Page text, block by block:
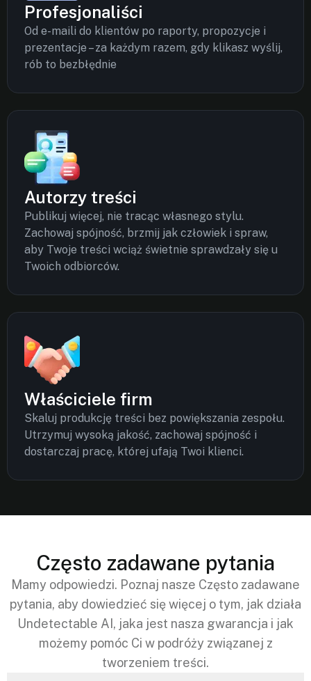
Profesjonaliści
Od e-maili do klientów po raporty, propozycje i
prezentacje – za każdym razem, gdy klikasz wyślij,
rób to bezbłędnie
Autorzy treści
Publikuj więcej, nie tracąc własnego stylu.
Zachowaj spójność, brzmij jak człowiek i spraw,
aby Twoje treści wciąż świetnie sprawdzały się u
Twoich odbiorców.
Właściciele firm
Skaluj produkcję treści bez powiększania zespołu.
Utrzymuj wysoką jakość, zachowaj spójność i
dostarczaj pracę, której ufają Twoi klienci.
Często zadawane pytania
Mamy odpowiedzi. Poznaj nasze Często zadawane
pytania, aby dowiedzieć się więcej o tym, jak działa
Undetectable AI, jaka jest nasza gwarancja i jak
możemy pomóc Ci w podróży związanej z
tworzeniem treści.